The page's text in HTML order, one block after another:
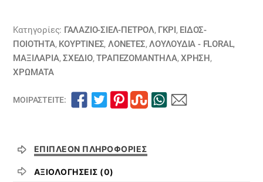
Κατηγορίες: ΓΑΛΑΖΙΟ-ΣΙΕΛ-ΠΕΤΡΟΛ, ΓΚΡΙ , ΕΙΔΟΣ-
ΠΟΙΟΤΗΤΑ, ΚΟΥΡΤΊΝΕΣ,ΛΟΝΈΤΕΣ,ΛΟΥΛΟΎΔΙΑ - FLORAL,
ΜΑΞΙΛΆΡΙΑ,ΣΧΕΔΙΟ,ΤΡΑΠΕΖΟΜΆΝΤΗΛΑ,ΧΡΗΣΗ ,
ΧΡΏΜΑΤΑ
ΜΟΙΡΑΣΤΕΊΤΕ:
ΕΠΙΠΛΈΟΝ ΠΛΗΡΟΦΟΡΊΕΣ
ΑΞΙΟΛΟΓΉΣΕΙΣ (0)